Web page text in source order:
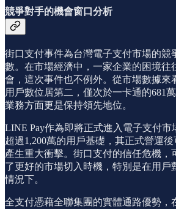
競爭對手的機會窗口分析
街口支付事件為台灣電子支付市場的競
數。在市場經濟中，一家企業的困境往
會，這次事件也不例外。從市場數據來
用戶數位居第二，僅次於一卡通的681
業務方面更是保持領先地位。
LINE Pay作為即將正式進入電子支付市
超過1,200萬的用戶基礎，其正式營運
產生重大衝擊。街口支付的信任危機，
了更好的市場切入時機，特別是在用戶
情況下。
全支付憑藉全聯集團的實體通路優勢，